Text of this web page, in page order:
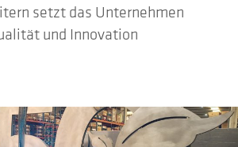
setzt das Unternehmen
und Innovation